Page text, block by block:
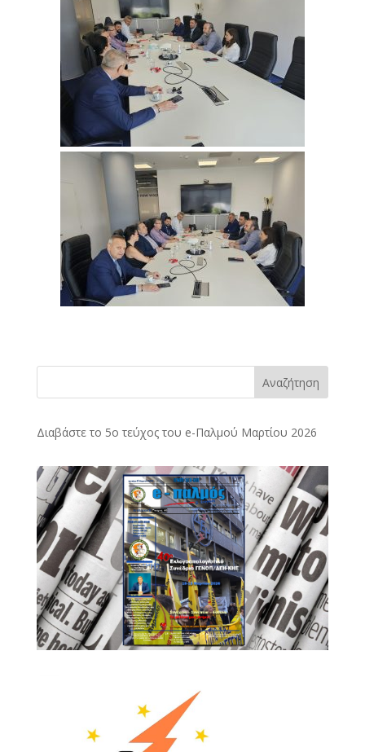
Αναζήτηση
Διαβάστε το 5ο τεύχος του e-Παλμού Μαρτίου 2026